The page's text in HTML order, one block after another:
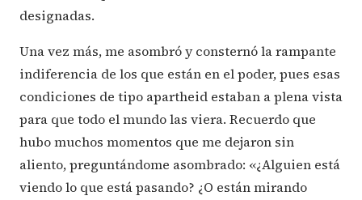
designadas.
Una vez más, me asombró y consternó la rampante
indiferencia de los que están en el poder, pues esas
condiciones de tipo apartheid estaban a plena vista
para que todo el mundo las viera. Recuerdo que
hubo muchos momentos que me dejaron sin
aliento, preguntándome asombrado: «¿Alguien está
viendo lo que está pasando? ¿O están mirando